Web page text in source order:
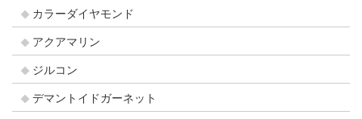
カラーダイヤモンド
アクアマリン
ジルコン
デマントイドガーネット